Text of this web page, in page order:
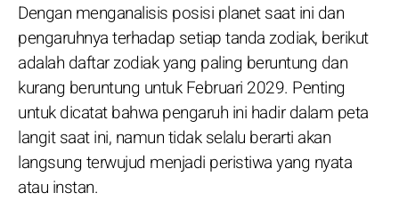
Dengan menganalisis posisi planet saat ini dan
pengaruhnya terhadap setiap tanda zodiak, berikut
adalah daftar zodiak yang paling beruntung dan
kurang beruntung untuk Februari 2029. Penting
untuk dicatat bahwa pengaruh ini hadir dalam peta
langit saat ini, namun tidak selalu berarti akan
langsung terwujud menjadi peristiwa yang nyata
atau instan.